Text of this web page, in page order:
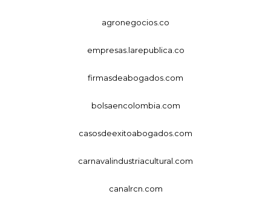
agronegocios.co
empresas.larepublica.co
firmasdeabogados.com
bolsaencolombia.com
casosdeexitoabogados.com
carnavalindustriacultural.com
canalrcn.com